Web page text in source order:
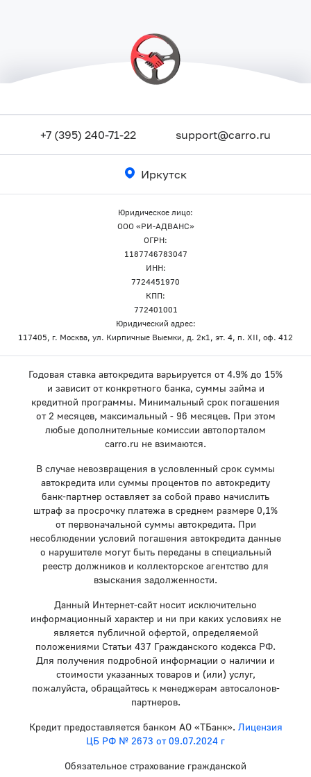
+7 (395) 240-71-22 support@carro.ru
Иркутск
Юридическое лицо:
ООО «РИ-АДВАНС»
ОГРН:
1187746783047
ИНН:
7724451970
КПП:
772401001
Юридический адрес:
117405, г. Москва, ул. Кирпичные Выемки, д. 2к1, эт. 4, п. XII, оф. 412
Годовая ставка автокредита варьируется от 4.9% до 15%
и зависит от конкретного банка, суммы займа и
кредитной программы. Минимальный срок погашения
от 2 месяцев, максимальный - 96 месяцев. При этом
любые дополнительные комиссии автопорталом
carro.ru не взимаются.
В случае невозвращения в условленный срок суммы
автокредита или суммы процентов по автокредиту
банк-партнер оставляет за собой право начислить
штраф за просрочку платежа в среднем размере 0,1%
от первоначальной суммы автокредита. При
несоблюдении условий погашения автокредита данные
о нарушителе могут быть переданы в специальный
реестр должников и коллекторское агентство для
взыскания задолженности.
Данный Интернет-сайт носит исключительно
информационный характер и ни при каких условиях не
является публичной офертой, определяемой
положениями Статьи 437 Гражданского кодекса РФ.
Для получения подробной информации о наличии и
стоимости указанных товаров и (или) услуг,
пожалуйста, обращайтесь к менеджерам автосалонов-
партнеров.
Кредит предоставляется банком АО «ТБанк». Лицензия
ЦБ РФ № 2673 от 09.07.2024 г
Обязательное страхование гражданской